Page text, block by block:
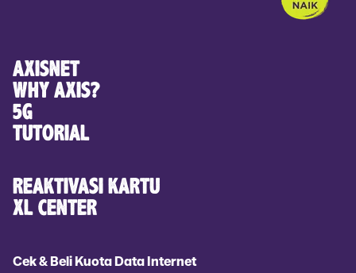
AXISNET
WHY AXIS?
5G
TUTORIAL
REAKTIVASI KARTU
XL CENTER
Cek & Beli Kuota Data Internet